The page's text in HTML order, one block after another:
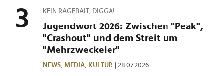
KEIN RAGEBAIT, DIGGA!
Jugendwort 2026: Zwischen "Peak",
"Crashout" und dem Streit um
"Mehrzweckeier"
NEWS, MEDIA, KULTUR | 28.07.2026